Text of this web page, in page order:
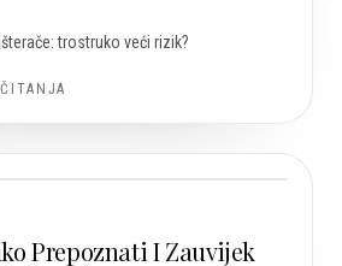
trostruko veći rizik?
Prepoznati I Zauvijek